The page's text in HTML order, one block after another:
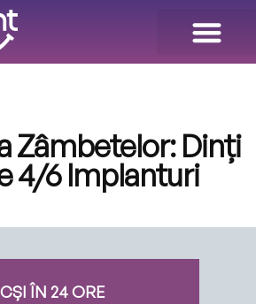
Zâmbetelor: Dinți
4/6 Implanturi
ÎN 24 ORE